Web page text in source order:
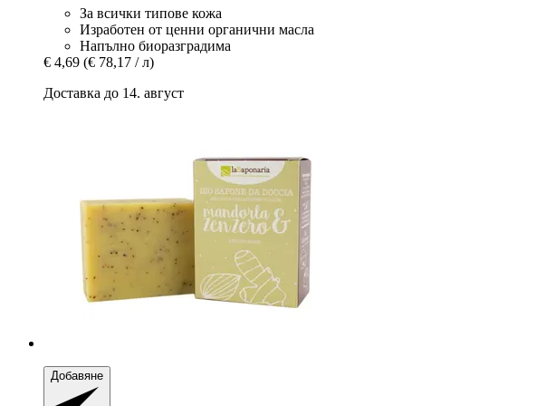
За всички типове кожа
Изработен от ценни органични масла
Напълно биоразградима
€ 4,69 (€ 78,17 / л)
Доставка до 14. август
Добавяне